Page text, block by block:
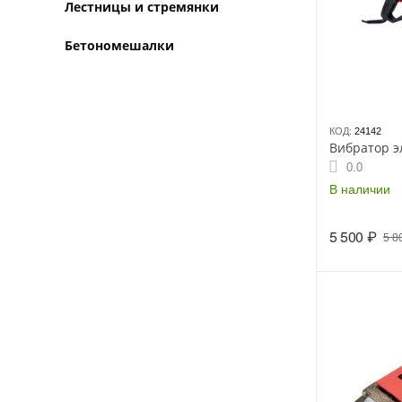
КОД: 24142
Вибратор
0.0
В наличии
5
5 500 ₽
Лестницы и стремянки
Бетономешалки